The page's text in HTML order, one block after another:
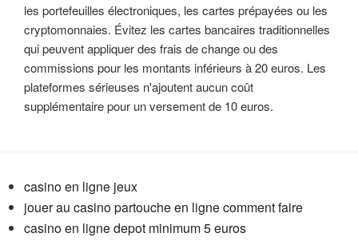
les portefeuilles électroniques, les cartes prépayées ou les
cryptomonnaies. Évitez les cartes bancaires traditionnelles
qui peuvent appliquer des frais de change ou des
commissions pour les montants inférieurs à 20 euros. Les
plateformes sérieuses n'ajoutent aucun coût
supplémentaire pour un versement de 10 euros.
casino en ligne jeux
jouer au casino partouche en ligne comment faire
casino en ligne depot minimum 5 euros